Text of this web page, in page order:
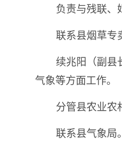
负责与残联、
联系县烟草专
续兆阳 （副
气象等方面工作。
分管县农业农
联系县气象局。